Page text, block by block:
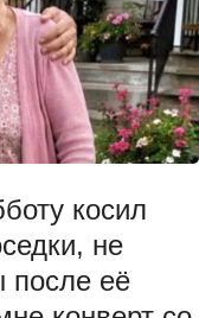
косил
не
после её